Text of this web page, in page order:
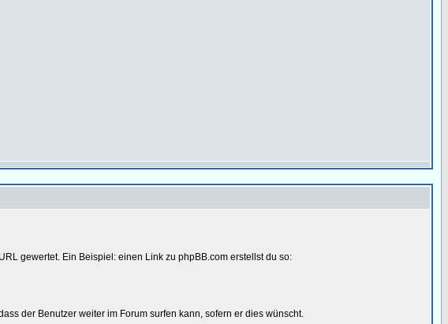
gewertet. Ein Beispiel: einen Link zu phpBB.com erstellst du so:
der Benutzer weiter im Forum surfen kann, sofern er dies wünscht.